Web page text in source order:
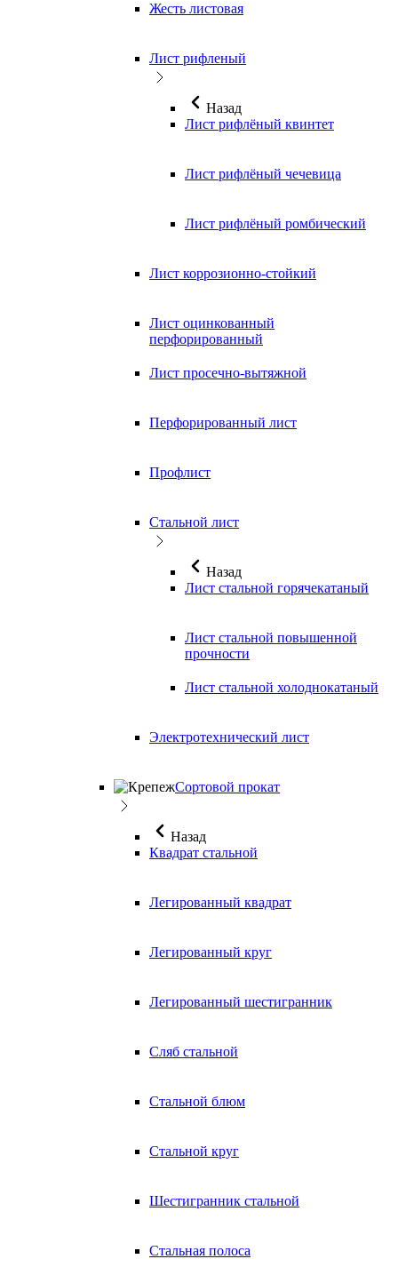
Жесть листовая
Лист рифленый
Назад
Лист рифлёный квинтет
Лист рифлёный чечевица
Лист рифлёный ромбический
Лист коррозионно-стойкий
Лист оцинкованный
перфорированный
Лист просечно-вытяжной
Перфорированный лист
Профлист
Стальной лист
Назад
Лист стальной горячекатаный
Лист стальной повышенной
прочности
Лист стальной холоднокатаный
Электротехнический лист
Сортовой прокат
Назад
Квадрат стальной
Легированный квадрат
Легированный круг
Легированный шестигранник
Сляб стальной
Стальной блюм
Стальной круг
Шестигранник стальной
Стальная полоса